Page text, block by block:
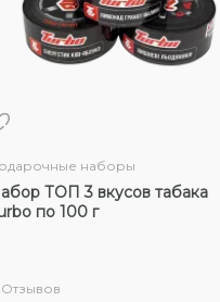
наборы
ТОП 3 вкусов табака
по 100 г